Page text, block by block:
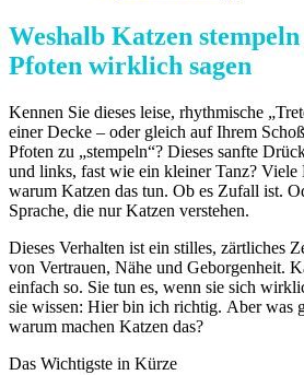
Weshalb Katzen
Pfoten wirklich sagen
Kennen Sie dieses leise, rhythmische
einer Decke – oder gleich auf Ihrem
Pfoten zu „stempeln“? Dieses sanfte
und links, fast wie ein kleiner Tanz? Viele
warum Katzen das tun. Ob es Zufall ist.
Sprache, die nur Katzen verstehen.
Dieses Verhalten ist ein stilles, zärtliches
von Vertrauen, Nähe und Geborgenheit.
einfach so. Sie tun es, wenn sie sich
sie wissen: Hier bin ich richtig. Aber was
warum machen Katzen das?
Das Wichtigste in Kürze